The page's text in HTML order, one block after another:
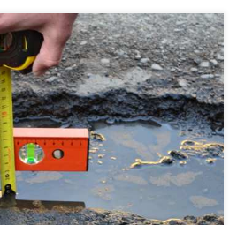
журналістам начальник Служби
області Ігор Гах і
будівництва Чернівецької
словами Ігоря Гаха, на даний час з
передбачено 153,5 млн. грн.
заборгованості за роботи,